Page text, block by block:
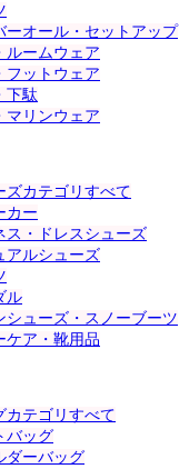
ーオール・セットアップ
ルームウェア
フットウェア
下駄
マリンウェア
ズカテゴリすべて
カー
ス・ドレスシューズ
アルシューズ
ル
シューズ・スノーブーツ
ケア・靴用品
カテゴリすべて
バッグ
ダーバッグ